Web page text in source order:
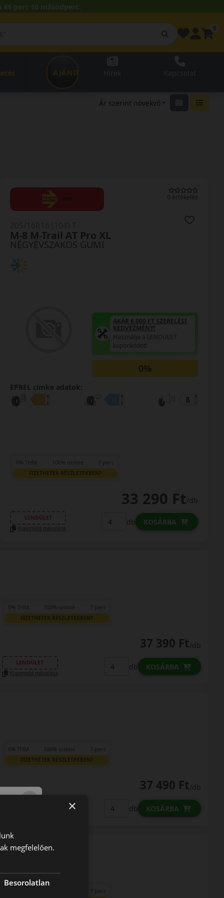
46 perc 09 másodperc.
AJÁNDÉKUTALVÁNY
0 értékelés
NÉGYÉVSZAKOS GUMI
M-8 M-Trail AT Pro XL
AKÁR 6.000 FT SZERELÉSI
KEDVEZMÉNY!
Használja a LENDÜLET
kuponkódot!
0%
EPREL cimke adatok:
0% THM 100% online 7 perc
FIZETHETEK RÉSZLETEKBEN?
33 290 Ft/db
LENDÜLET
Kuponkód másolása
db KOSÁRBA
0% THM 100% online 7 perc
FIZETHETEK RÉSZLETEKBEN?
37 390 Ft/db
LENDÜLET
Kuponkód másolása
db KOSÁRBA
0% THM 100% online 7 perc
FIZETHETEK RÉSZLETEKBEN?
37 490 Ft/db
db KOSÁRBA
7 perc
×
megfelelően.
Besorolatlan